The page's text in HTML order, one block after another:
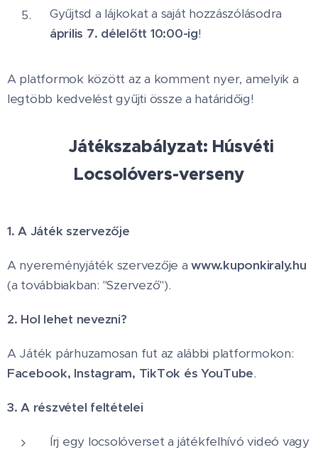
Gyűjtsd a lájkokat a saját hozzászólásodra
április 7. délelőtt 10:00-ig!
A platformok között az a komment nyer, amelyik a
legtöbb kedvelést gyűjti össze a határidőig! 🚀
📜 Játékszabályzat: Húsvéti
Locsolóvers-verseny
1. A Játék szervezője
A nyereményjáték szervezője awww.kuponkiraly.hu
(a továbbiakban: "Szervező").
2. Hol lehet nevezni?
A Játék párhuzamosan fut az alábbi platformokon:
Facebook, Instagram, TikTok és YouTube.
3. A részvétel feltételei
Írj egy locsolóverset a játékfelhívó videó vagy